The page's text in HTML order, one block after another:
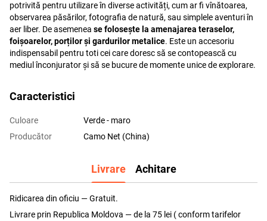
potrivită pentru utilizare în diverse activități, cum ar fi vînătoarea,
observarea păsărilor, fotografia de natură, sau simplele aventuri în
aer liber. De asemenea se folosește la amenajarea teraselor,
foișoarelor, porților și gardurilor metalice. Este un accesoriu
indispensabil pentru toti cei care doresc să se contopească cu
mediul înconjurator și să se bucure de momente unice de explorare.
Caracteristici
Culoare
Verde - maro
Producător
Camo Net (China)
Livrare Achitare
Ridicarea din oficiu — Gratuit.
Livrare prin Republica Moldova — de la 75 lei ( conform tarifelor